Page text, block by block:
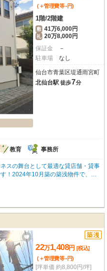
(＋管理費等-円)
1階/2階建
敷 41万6,000円
礼 20万8,000円
保証金
－
駐車場
なし
仙台市青葉区堤通雨宮町
北仙台駅 徒歩7分
教育 事務所
スの舞台として最適な貸店舗・貸事
！2024年10月築の築浅物件で、ま
客様の新しいスタートを温かく迎え
北仙台駅」から徒歩7分。通勤やお
。周辺にはコンビニやスーパー、ド
おり、日々の業務をサポートしてく
しい空間であなたのビジネスを大き
の魅力をお確かめください。
22万1,408円 [税込]
(＋管理費等-円)
[坪単価 約8,800円/坪]